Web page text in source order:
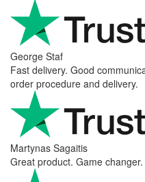
George Staf
Fast delivery. Good
order procedure and delivery.
Martynas Sagaitis
Great product. Game changer.